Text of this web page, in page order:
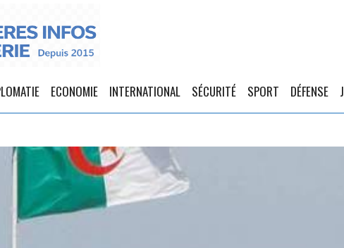
ECONOMIE INTERNATIONAL SÉCURITÉ SPORT DÉFENSE